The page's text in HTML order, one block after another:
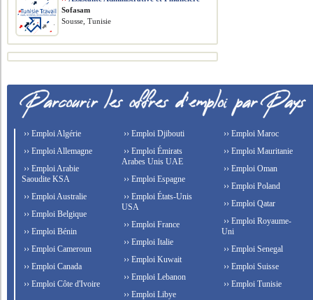
Sofasam
Sousse, Tunisie
›› Emploi Algérie
›› Emploi Allemagne
›› Emploi Arabie
Saoudite KSA
›› Emploi Australie
›› Emploi Belgique
›› Emploi Bénin
›› Emploi Cameroun
›› Emploi Canada
›› Emploi Côte d'Ivoire
›› Emploi Djibouti
›› Emploi Émirats
Arabes Unis UAE
›› Emploi Espagne
›› Emploi États-Unis
USA
›› Emploi France
›› Emploi Italie
›› Emploi Kuwait
›› Emploi Lebanon
›› Emploi Libye
›› Emploi Maroc
›› Emploi Mauritanie
›› Emploi Oman
›› Emploi Poland
›› Emploi Qatar
›› Emploi Royaume-
Uni
›› Emploi Senegal
›› Emploi Suisse
›› Emploi Tunisie